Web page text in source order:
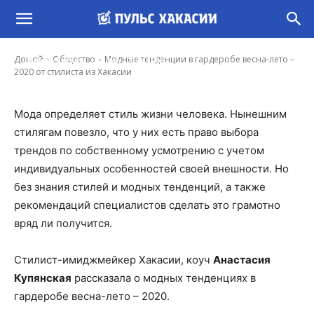
Домой Общество
Модные тенденции в гардеробе весна-лето –
2020 от стилиста из Хакасии
Модные тенденции в гардеробе весна-лето
– 2020 от стилиста из Хакасии
Ирина Гусева - 14 Фев, 2020 16:00
Мода определяет стиль жизни человека. Нынешним
стилягам повезло, что у них есть право выбора
трендов по собственному усмотрению с учетом
индивидуальных особенностей своей внешности. Но
без знания стилей и модных тенденций, а также
рекомендаций специалистов сделать это грамотно
вряд ли получится.
Стилист-имиджмейкер Хакасии, коуч Анастасия
Купянская рассказала о модных тенденциях в
гардеробе весна-лето – 2020.